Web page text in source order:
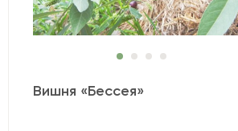
Вишня «Бессея»